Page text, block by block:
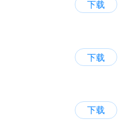
下载
下载
下载